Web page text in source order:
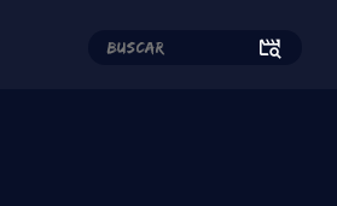
sociales